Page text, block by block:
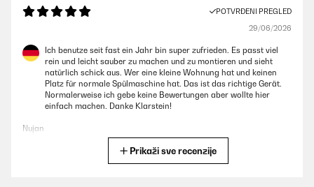
POTVRĐENI PREGLED
29/06/2026
Ich benutze seit fast ein Jahr bin super zufrieden. Es passt viel
rein und leicht sauber zu machen und zu montieren und sieht
natürlich schick aus. Wer eine kleine Wohnung hat und keinen
Platz für normale Spülmaschine hat. Das ist das richtige Gerät.
Normalerweise ich gebe keine Bewertungen aber wollte hier
einfach machen. Danke Klarstein!
Nujan
Prikaži sve recenzije